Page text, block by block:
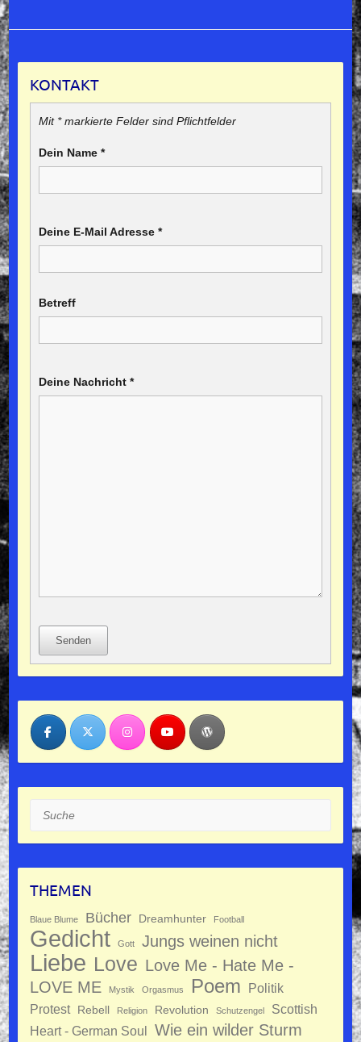
KONTAKT
Mit * markierte Felder sind Pflichtfelder
Dein Name *
Deine E-Mail Adresse *
Betreff
Deine Nachricht *
Senden
Suche
THEMEN
Blaue Blume Bücher Dreamhunter Football
Gedicht Gott Jungs weinen nicht
Liebe Love Love Me - Hate Me -
LOVE ME
Mystik Orgasmus Poem
Politik
Protest
Rebell Religion Revolution Schutzengel
Scottish
Heart - German Soul Wie ein wilder Sturm